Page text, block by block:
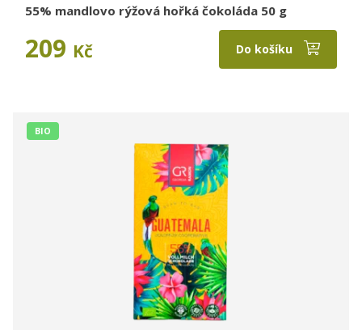
55% mandlovo rýžová hořká čokoláda 50 g
209 Kč Do košíku
BIO